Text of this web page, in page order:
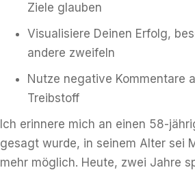
Ziele glauben
Visualisiere Deinen Erfolg,
andere zweifeln
Nutze negative Kommentare
Treibstoff
Ich erinnere mich an einen 58-
gesagt wurde, in seinem Alter sei
mehr möglich. Heute, zwei Jahre